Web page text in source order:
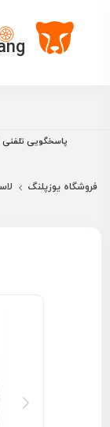
پاسخگویی تلفنی شنبه تا
فروشگاه یوزپلنگ